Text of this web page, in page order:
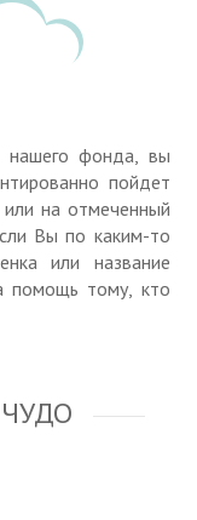
нашего фонда, вы
пойдет
на отмеченный
Вы по каким-то
или название
помощь тому, кто